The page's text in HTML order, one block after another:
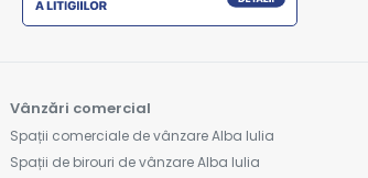
Vânzări comercial
Spații comerciale de vânzare Alba Iulia
Spații de birouri de vânzare Alba Iulia